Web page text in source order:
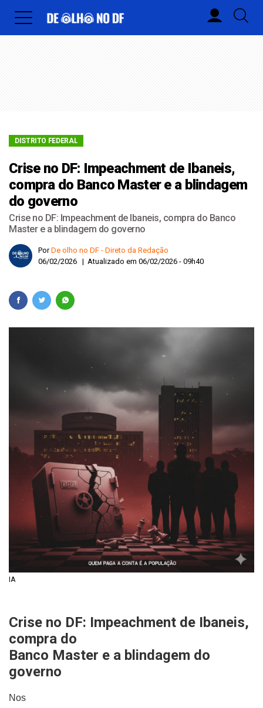
DISTRITO FEDERAL
Crise no DF: Impeachment de Ibaneis,
compra do Banco Master e a blindagem
do governo
Crise no DF: Impeachment de Ibaneis, compra do Banco
Master e a blindagem do governo
PorDe olho no DF - Direto da Redação
06/02/2026 | Atualizado em 06/02/2026 - 09h40
IA
Crise no DF: Impeachment de Ibaneis,
compra do
Banco Master e a blindagem do
governo
Nos